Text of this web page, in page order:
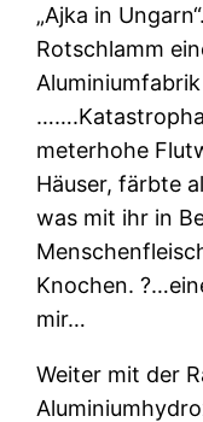
„Ajka in
Rotschlamm
meterhohe
Häuser, färbte
was mit ihr in
Knochen.
mir…
Weiter mit der